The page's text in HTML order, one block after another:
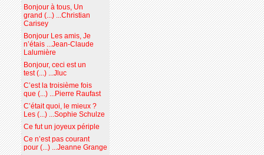
Bonjour à tous, Un
grand (...) ...Christian
Carisey
Bonjour Les amis, Je
n’étais ...Jean-Claude
Lalumière
Bonjour, ceci est un
test (...) ...Jluc
C’est la troisième fois
que (...) ...Pierre Raufast
C’était quoi, le mieux ?
Les (...) ...Sophie Schulze
Ce fut un joyeux périple
Ce n’est pas courant
pour (...) ...Jeanne Grange